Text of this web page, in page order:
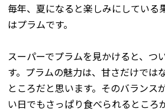
毎年、夏になると楽しみにしている
はプラムです。
スーパーでプラムを見かけると、つ
す。プラムの魅力は、甘さだけでは
ところだと思います。そのバランス
い日でもさっぱり食べられるところ